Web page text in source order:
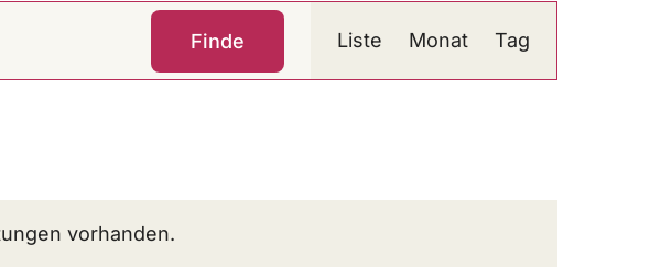
vorhanden.
Finde
Ansichten-
Liste Monat Tag